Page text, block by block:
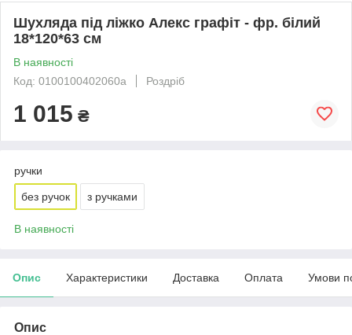
Шухляда під ліжко Алекс графіт - фр. білий
18*120*63 см
В наявності
Код: 0100100402060а
Роздріб
1 015 ₴
ручки
без ручок з ручками
В наявності
Опис Характеристики Доставка Оплата Умови
Опис